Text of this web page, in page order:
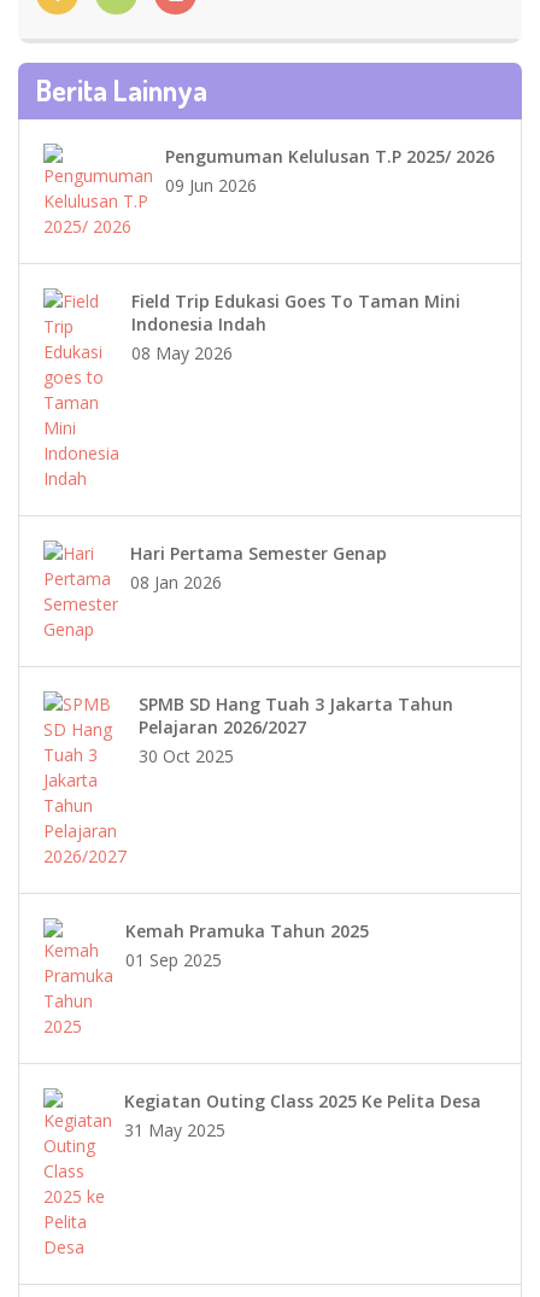
Berita Lainnya
Pengumuman Kelulusan T.P 2025/ 2026
09 Jun 2026
Field Trip Edukasi Goes To Taman Mini
Indonesia Indah
08 May 2026
Hari Pertama Semester Genap
08 Jan 2026
SPMB SD Hang Tuah 3 Jakarta Tahun
Pelajaran 2026/2027
30 Oct 2025
Kemah Pramuka Tahun 2025
01 Sep 2025
Kegiatan Outing Class 2025 Ke Pelita Desa
31 May 2025